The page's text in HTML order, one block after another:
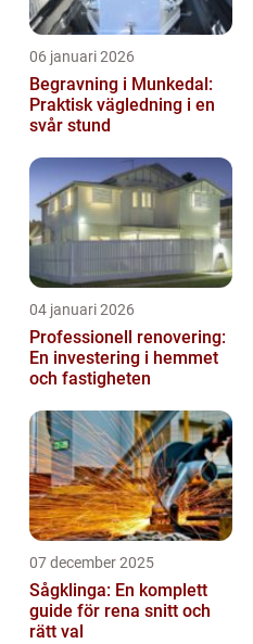
06 januari 2026
Begravning i Munkedal:
Praktisk vägledning i en
svår stund
04 januari 2026
Professionell renovering:
En investering i hemmet
och fastigheten
07 december 2025
Sågklinga: En komplett
guide för rena snitt och
rätt val